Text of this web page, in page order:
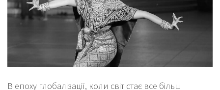
В епоху глобалізації, коли світ стає все більш